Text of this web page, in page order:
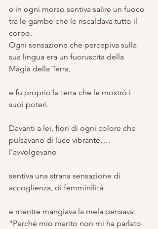
e in ogni morso sentiva salire un fuoco
tra le gambe che le riscaldava tutto il
corpo.
Ogni sensazione che percepiva sulla
sua lingua era un fuoruscita della
Magia della Terra,
e fu proprio la terra che le mostrò i
suoi poteri.
Davanti a lei, fiori di ogni colore che
pulsavano di luce vibrante….
l’avvolgevano
sentiva una strana sensazione di
accoglienza, di femminilità
e mentre mangiava la mela pensava:
“Perché mio marito non mi ha parlato